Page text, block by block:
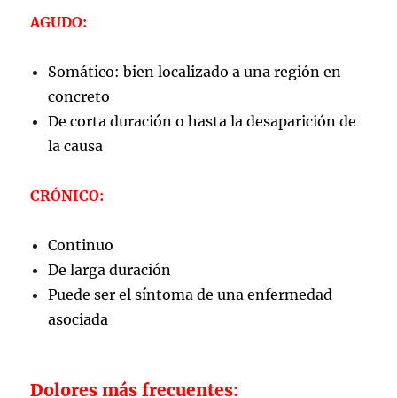
AGUDO:
Somático: bien localizado a una región en
concreto
De corta duración o hasta la desaparición de
la causa
CRÓNICO:
Continuo
De larga duración
Puede ser el síntoma de una enfermedad
asociada
Dolores más frecuentes: